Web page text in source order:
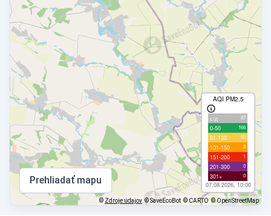
AQI PM2.5
с/д 87
0-50 166
51-100 92
101-150 3
151-200 1
201-300 0
301+ 0
07.08.2026, 10:00
Prehliadať mapu
© Zdroje údajov © SaveEcoBot © CARTO © OpenStreetMap